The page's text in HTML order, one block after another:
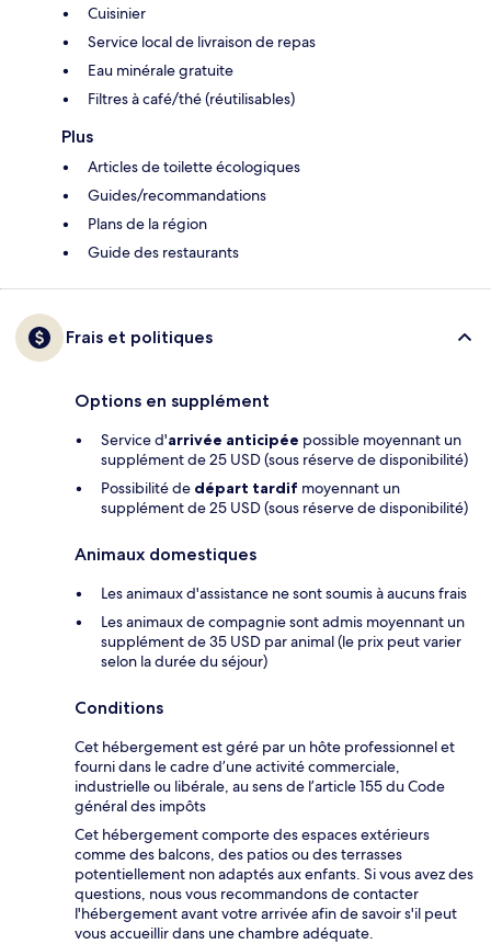
Cuisinier
Service local de livraison de repas
Eau minérale gratuite
Filtres à café/thé (réutilisables)
Plus
Articles de toilette écologiques
Guides/recommandations
Plans de la région
Guide des restaurants
Frais et politiques
Options en supplément
Service d'arrivée anticipée possible moyennant un
supplément de 25 USD (sous réserve de disponibilité)
Possibilité de départ tardif moyennant un
supplément de 25 USD (sous réserve de disponibilité)
Animaux domestiques
Les animaux d'assistance ne sont soumis à aucuns frais
Les animaux de compagnie sont admis moyennant un
supplément de 35 USD par animal (le prix peut varier
selon la durée du séjour)
Conditions
Cet hébergement est géré par un hôte professionnel et
fourni dans le cadre d’une activité commerciale,
industrielle ou libérale, au sens de l’article 155 du Code
général des impôts
Cet hébergement comporte des espaces extérieurs
comme des balcons, des patios ou des terrasses
potentiellement non adaptés aux enfants. Si vous avez des
questions, nous vous recommandons de contacter
l'hébergement avant votre arrivée afin de savoir s'il peut
vous accueillir dans une chambre adéquate.